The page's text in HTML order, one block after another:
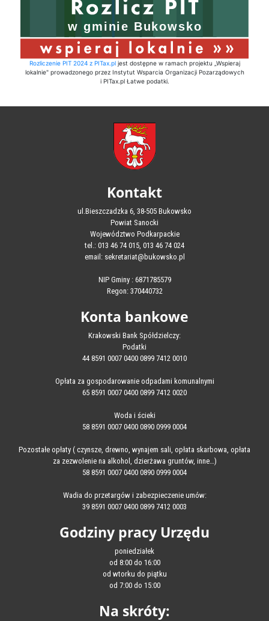
Rozliczenie PIT 2024 z PITax.pljest dostępne w ramach projektu „Wspieraj
lokalnie" prowadzonego przez Instytut Wsparcia Organizacji Pozarządowych
i PITax.pl Łatwe podatki.
Kontakt
ul.Bieszczadzka 6, 38-505 Bukowsko
Powiat Sanocki
Województwo Podkarpackie
tel.: 013 46 74 015, 013 46 74 024
email: sekretariat@bukowsko.pl
NIP Gminy : 6871785579
Regon: 370440732
Konta bankowe
Krakowski Bank Spółdzielczy:
Podatki
44 8591 0007 0400 0899 7412 0010
Opłata za gospodarowanie odpadami komunalnymi
65 8591 0007 0400 0899 7412 0020
Woda i ścieki
58 8591 0007 0400 0890 0999 0004
Pozostałe opłaty ( czynsze, drewno, wynajem sali, opłata skarbowa, opłata
za zezwolenie na alkohol, dzierżawa gruntów, inne…)
58 8591 0007 0400 0890 0999 0004
Wadia do przetargów i zabezpieczenie umów:
39 8591 0007 0400 0899 7412 0003
Godziny pracy Urzędu
poniedziałek
od 8:00 do 16:00
od wtorku do piątku
od 7:00 do 15:00
Na skróty: